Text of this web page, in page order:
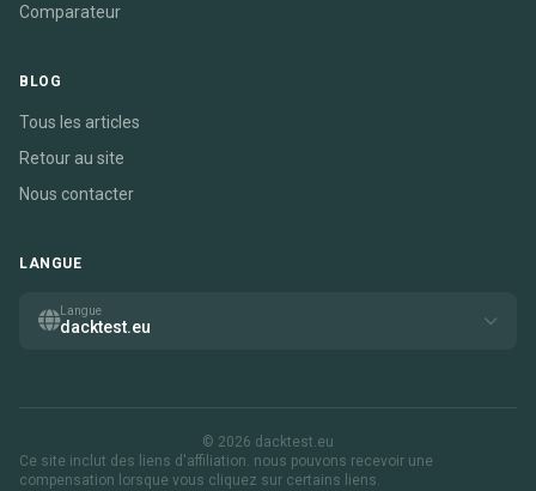
Comparateur
BLOG
Tous les articles
Retour au site
Nous contacter
LANGUE
Langue
dacktest.eu
© 2026 dacktest.eu
Ce site inclut des liens d'affiliation. nous pouvons recevoir une
compensation lorsque vous cliquez sur certains liens.